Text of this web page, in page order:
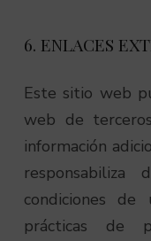
6. ENLACES
Este sitio web
web de
información
responsabiliza
condiciones de
prácticas de